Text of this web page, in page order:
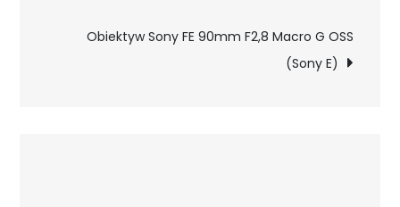
Obiektyw Sony FE 90mm F2,8 Macro G OSS
(Sony E)